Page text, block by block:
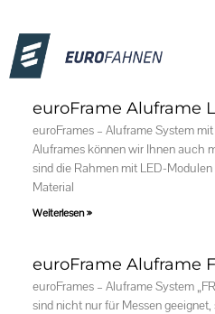
euroFrame Aluframe
euroFrames – Aluframe System
Aluframes können wir Ihnen auch
sind die Rahmen mit LED-
Material
Weiterlesen »
euroFrame Aluframe
euroFrames – Aluframe System
sind nicht nur für Messen